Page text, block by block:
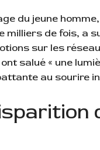
du jeune
milliers de fois, a
sur les
salué « une
au sourire